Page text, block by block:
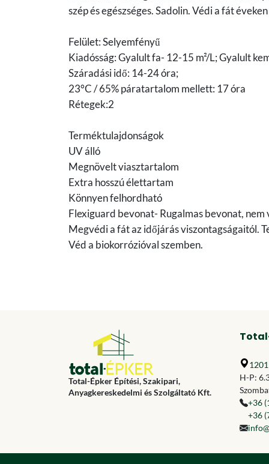
szép és egészséges. Sadolin. Védi a fát
Felület: Selyemfényű
Kiadósság: Gyalult fa- 12-15 m²/L; Gyalult
Száradási idő: 14-24 óra;
23°C / 65% páratartalom mellett: 17 óra
Rétegek:2
Terméktulajdonságok
UV álló
Megnövelt viasztartalom
Extra hosszú élettartam
Könnyen felhordható
Flexiguard bevonat- Rugalmas bevonat, nem
Megvédi a fát az időjárás viszontagságaitól.
Véd a biokorrózióval szemben.
Total-Épker Építési, Szakipari,
Anyagkereskedelmi és Szolgáltató Kft.
H-P:
+36
+36